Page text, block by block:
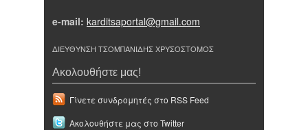
e-mail: karditsaportal@gmail.com
ΔΙΕΥΘΥΝΣΗ ΤΣΟΜΠΑΝΙΔΗΣ ΧΡΥΣΟΣΤΟΜΟΣ
Ακολουθήστε μας!
Γίνετε συνδρομητές στο RSS Feed
Ακολουθήστε μας στο Twitter